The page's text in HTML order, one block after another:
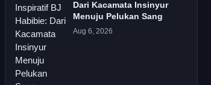
Dari Kacamata Insinyur
Menuju Pelukan Sang
Aug 6, 2026